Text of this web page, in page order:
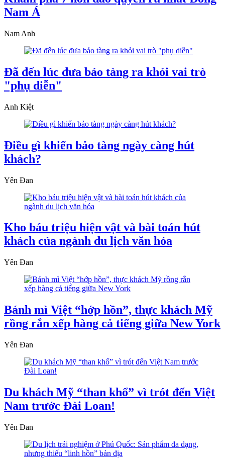
Nam Á
Nam Anh
Đã đến lúc đưa bảo tàng ra khỏi vai trò
"phụ diễn"
Anh Kiệt
Điều gì khiến bảo tàng ngày càng hút
khách?
Yên Đan
Kho báu triệu hiện vật và bài toán hút
khách của ngành du lịch văn hóa
Yên Đan
Bánh mì Việt “hớp hồn”, thực khách Mỹ
rồng rắn xếp hàng cả tiếng giữa New York
Yên Đan
Du khách Mỹ “than khổ” vì trót đến Việt
Nam trước Đài Loan!
Yên Đan